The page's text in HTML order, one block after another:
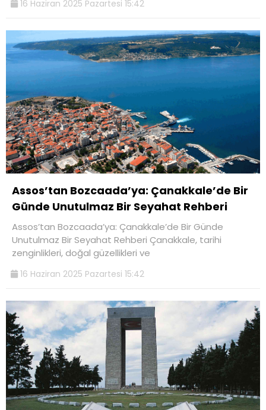
16 Haziran 2025 Pazartesi 15:42
Assos’tan Bozcaada’ya: Çanakkale’de Bir
Günde Unutulmaz Bir Seyahat Rehberi
Assos’tan Bozcaada’ya: Çanakkale’de Bir Günde
Unutulmaz Bir Seyahat Rehberi Çanakkale, tarihi
zenginlikleri, doğal güzellikleri ve
16 Haziran 2025 Pazartesi 15:42